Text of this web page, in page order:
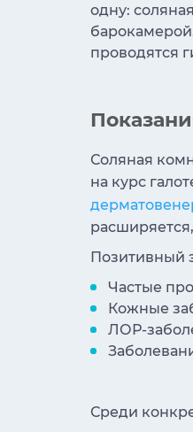
одну:
проводятся
Соляная
на курс
Позитивный
Частые
Кожные
ЛОР-
Среди